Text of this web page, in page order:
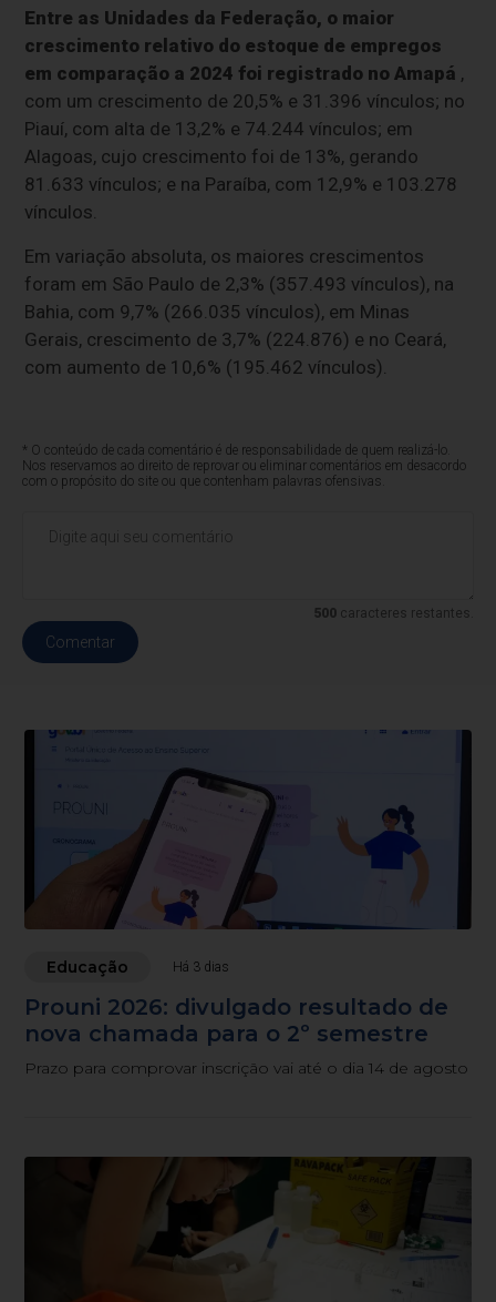
Entre as Unidades da Federação, o maior
crescimento relativo do estoque de empregos
em comparação a 2024 foi registrado no Amapá ,
com um crescimento de 20,5% e 31.396 vínculos; no
Piauí, com alta de 13,2% e 74.244 vínculos; em
Alagoas, cujo crescimento foi de 13%, gerando
81.633 vínculos; e na Paraíba, com 12,9% e 103.278
vínculos.
Em variação absoluta, os maiores crescimentos
foram em São Paulo de 2,3% (357.493 vínculos), na
Bahia, com 9,7% (266.035 vínculos), em Minas
Gerais, crescimento de 3,7% (224.876) e no Ceará,
com aumento de 10,6% (195.462 vínculos).
* O conteúdo de cada comentário é de responsabilidade de quem realizá-lo.
Nos reservamos ao direito de reprovar ou eliminar comentários em desacordo
com o propósito do site ou que contenham palavras ofensivas.
500caracteres restantes.
Comentar
Educação Há 3 dias
Prouni 2026: divulgado resultado de
nova chamada para o 2º semestre
Prazo para comprovar inscrição vai até o dia 14 de agosto